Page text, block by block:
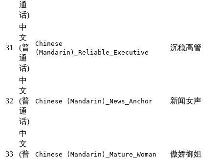
通
话)
31
中
文
(普
通
话)
Chinese
(Mandarin)_Reliable_Executive
沉稳高管
32
中
文
(普
通
话)
Chinese (Mandarin)_News_Anchor 新闻女声
33
中
文
(普
Chinese (Mandarin)_Mature_Woman 傲娇御姐